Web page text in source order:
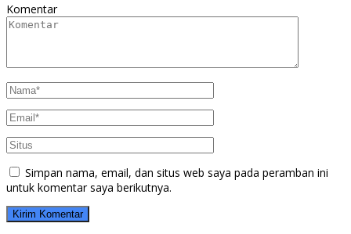
Komentar
Simpan nama, email, dan situs web saya pada peramban ini
untuk komentar saya berikutnya.